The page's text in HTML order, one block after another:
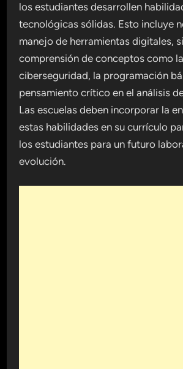
los estudiantes desarrollen
tecnológicas sólidas. Esto incluye
manejo de herramientas digitales,
comprensión de conceptos como la
ciberseguridad, la programación
pensamiento crítico en el análisis
Las escuelas deben incorporar la
estas habilidades en su currículo
los estudiantes para un futuro
evolución.